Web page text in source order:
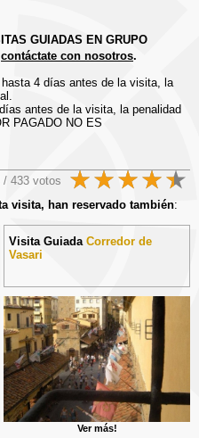
GUIADAS EN GRUPO
contáctate con nosotros.
4 días antes de la visita, la
antes de la visita, la penalidad
PAGADO NO ES
/ 433 votos
visita, han reservado también:
Visita GuiadaCorredor de
Vasari
Ver más!